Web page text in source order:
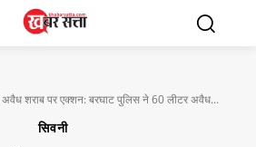
अवैध शराब पर एक्शन: बरघाट पुलिस ने 60 लीटर अवैध...
सिवनी